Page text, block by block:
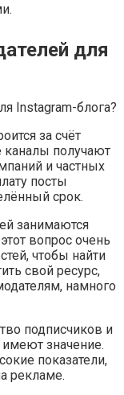
для
за счёт
получают
и частных
посты
срок.
занимаются
вопрос очень
чтобы найти
свой ресурс,
намного
подписчиков и
имеют значение.
показатели,
рекламе.